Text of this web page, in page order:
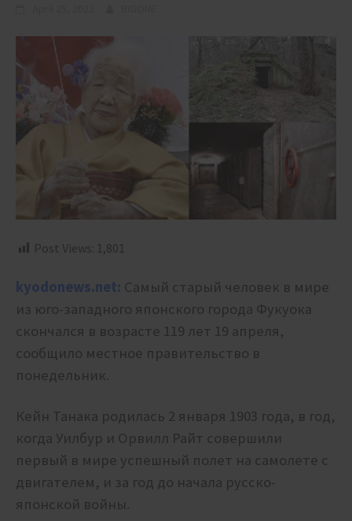
Post Views: 1,801
kyodonews.net: Самый старый человек в мире
из юго-западного японского города Фукуока
скончался в возрасте 119 лет 19 апреля,
сообщило местное правительство в
понедельник.
Кейн Танака родилась 2 января 1903 года, в год,
когда Уилбур и Орвилл Райт совершили
первый в мире успешный полет на самолете с
двигателем, и за год до начала русско-
японской войны.